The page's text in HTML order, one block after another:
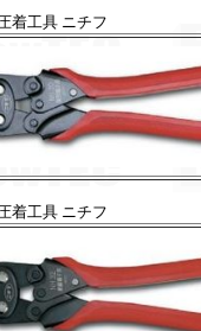
着工具 ニチフ
着工具 ニチフ